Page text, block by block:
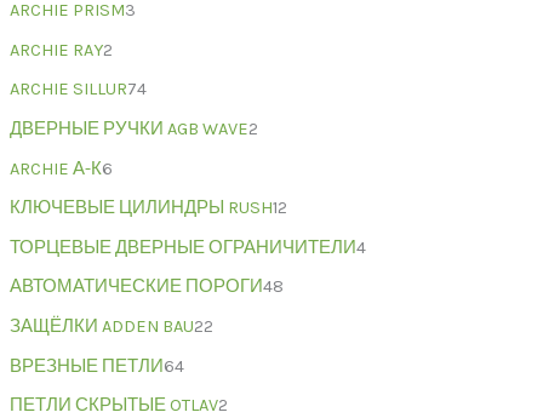
ARCHIE PRISM3
ARCHIE RAY2
ARCHIE SILLUR74
ДВЕРНЫЕ РУЧКИ AGB WAVE2
ARCHIE А-К6
КЛЮЧЕВЫЕ ЦИЛИНДРЫ RUSH12
ТОРЦЕВЫЕ ДВЕРНЫЕ ОГРАНИЧИТЕЛИ4
АВТОМАТИЧЕСКИЕ ПОРОГИ48
ЗАЩЁЛКИ ADDEN BAU22
ВРЕЗНЫЕ ПЕТЛИ64
ПЕТЛИ СКРЫТЫЕ OTLAV2